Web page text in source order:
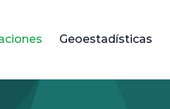
Geoestadísticas